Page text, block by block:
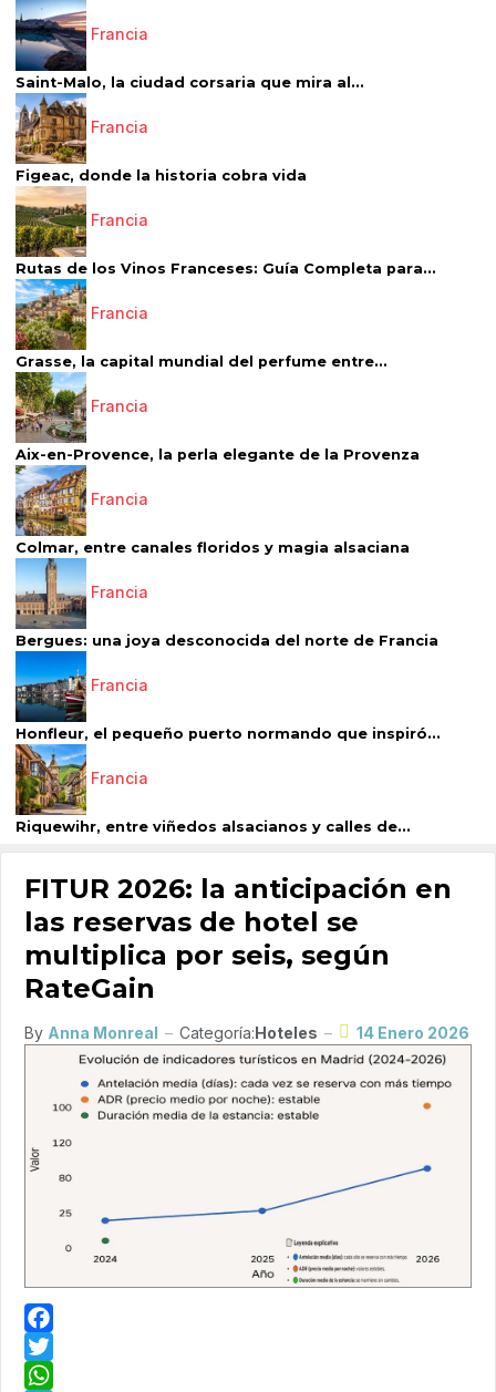
Francia
Saint-Malo, la ciudad corsaria que mira al...
Francia
Figeac, donde la historia cobra vida
Francia
Rutas de los Vinos Franceses: Guía Completa para...
Francia
Grasse, la capital mundial del perfume entre...
Francia
Aix-en-Provence, la perla elegante de la Provenza
Francia
Colmar, entre canales floridos y magia alsaciana
Francia
Bergues: una joya desconocida del norte de Francia
Francia
Honfleur, el pequeño puerto normando que inspiró...
Francia
Riquewihr, entre viñedos alsacianos y calles de...
FITUR 2026: la anticipación en
las reservas de hotel se
multiplica por seis, según
RateGain
By Anna Monreal Categoría:Hoteles 14 Enero 2026
Facebook
Twitter